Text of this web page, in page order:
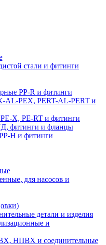
стали и фитинги
PP-R и фитинги
AL-PEX, PERT-AL-PERT и
X, PE-RT и фитинги
фитинги и фланцы
H и фитинги
для насосов и
детали и изделия
и
НПВХ и соединительные